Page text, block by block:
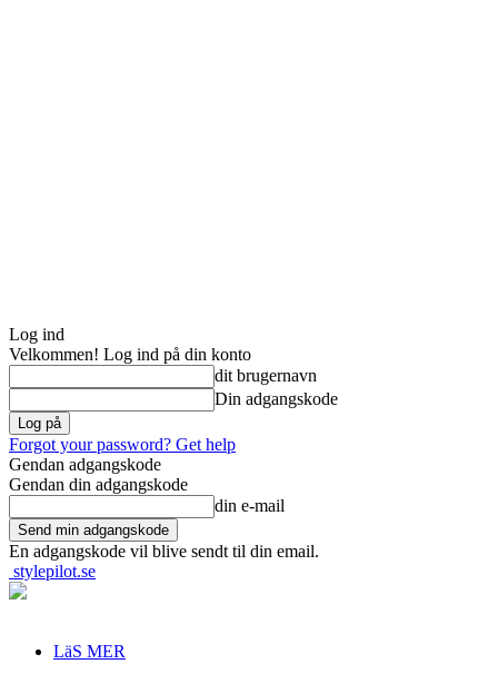
Log ind
Velkommen! Log ind på din konto
dit brugernavn
Din adgangskode
Forgot your password? Get help
Gendan adgangskode
Gendan din adgangskode
din e-mail
En adgangskode vil blive sendt til din email.
stylepilot.se
LäS MER